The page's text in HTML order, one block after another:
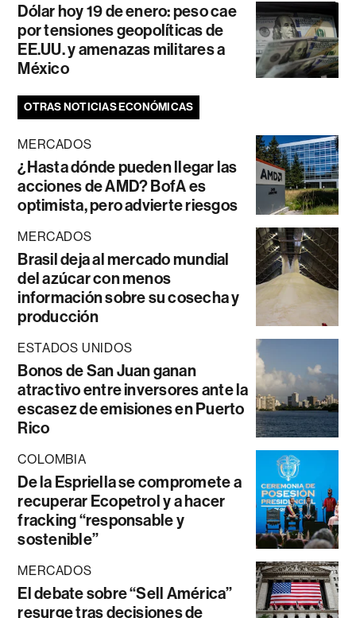
Dólar hoy 19 de enero: peso cae
por tensiones geopolíticas de
EE.UU. y amenazas militares a
México
OTRAS NOTICIAS ECONÓMICAS
MERCADOS
¿Hasta dónde pueden llegar las
acciones de AMD? BofA es
optimista, pero advierte riesgos
MERCADOS
Brasil deja al mercado mundial
del azúcar con menos
información sobre su cosecha y
producción
ESTADOS UNIDOS
Bonos de San Juan ganan
atractivo entre inversores ante la
escasez de emisiones en Puerto
Rico
COLOMBIA
De la Espriella se compromete a
recuperar Ecopetrol y a hacer
fracking “responsable y
sostenible”
MERCADOS
El debate sobre “Sell América”
resurge tras decisiones de